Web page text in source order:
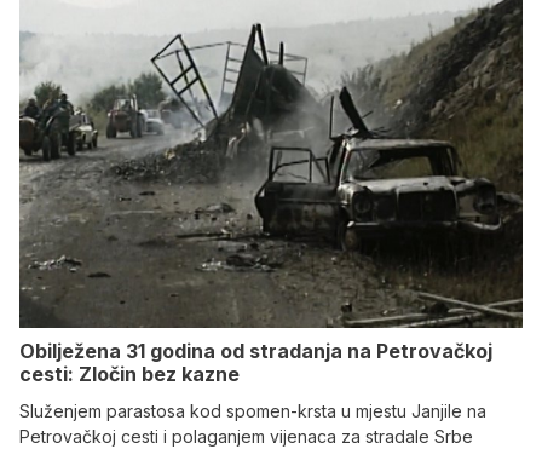
Obilježena 31 godina od stradanja na Petrovačkoj
cesti: Zločin bez kazne
Služenjem parastosa kod spomen-krsta u mjestu Janjile na
Petrovačkoj cesti i polaganjem vijenaca za stradale Srbe